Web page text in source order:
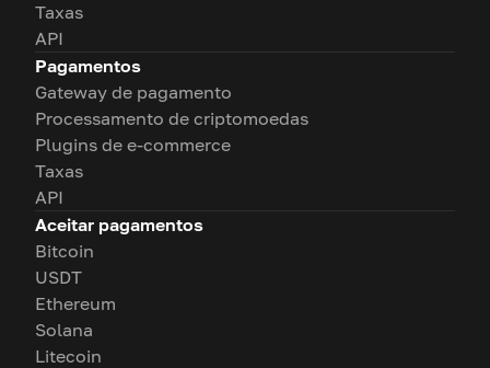
Taxas
API
Pagamentos
Gateway de pagamento
Processamento de criptomoedas
Plugins de e-commerce
Taxas
API
Aceitar pagamentos
Bitcoin
USDT
Ethereum
Solana
Litecoin